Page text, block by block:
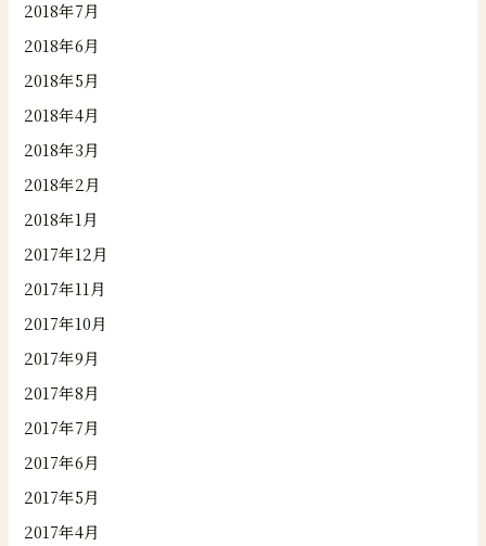
2018年7月
2018年6月
2018年5月
2018年4月
2018年3月
2018年2月
2018年1月
2017年12月
2017年11月
2017年10月
2017年9月
2017年8月
2017年7月
2017年6月
2017年5月
2017年4月